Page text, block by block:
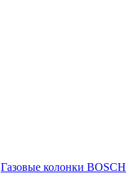
Газовые колонки BOSCH